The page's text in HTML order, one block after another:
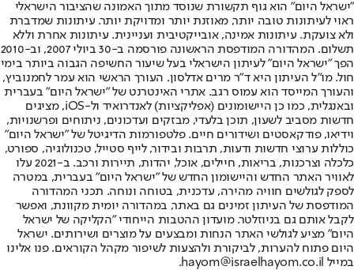
"ישראל היום" הוא גוף תקשורת שנוסד מתוך האמונה שהציבור הישראלי
ראוי לעיתונות טובה יותר, מאוזנת יותר ומדויקת יותר. עיתונות שמדברת
ולא צועקת. עיתונות אמינה, אובייקטיבית ועניינית. עיתונות אחרת וללא
תשלום. המהדורה המודפסת הראשונה פורסמה ב-30 ביולי 2007, וב-2010
הפך "ישראל היום" לעיתון הישראלי בעל שיעור החשיפה הגבוה ביותר בימי
חול. מו"ל העיתון היא ד"ר מרים אדלסון. העורך הראשי הוא עמר לחמנוביץ,
והעורך המייסד הוא עמוס רגב. אתרי האינטרנט של "ישראל היום" בעברית
ובאנגלית, כמו כן היישומונים (אפליקציות) לאנדרואיד ול-iOS, מציגים
חדשות מסביב לשעון, תוכן בלעדי, מבזקים ועדכונים, ניתוחים ופרשנויות,
וידיאו, פודקאסטים ושידורים חיים. פלטפורמות הדיגיטל של "ישראל היום"
כוללות ערוצי חדשות ודעות, תרבות ובידור, לייף סטייל, טכנולוגיה, ספורט,
כלכלה וצרכנות, בריאות, חיילים, אוכל, יהדות, תיירות ורכב. ב-2021 עלו
לאוויר האתר החדש והיישומון החדש של "ישראל היום" בעברית, במטרה
לספק לגולשים חוויה מהירה, עדכנית, בטוחה ונוחה. תכני המהדורה
המודפסת של העיתון זמינים גם באתר, במהדורה יומית מקוונת, ואפשר
לקבל אותם גם בניוזלטר. מועדון ההטבות הייחודי "הקליקה של ישראל
היום" מציע לגולשי האתר הנחות ומבצעים על מוצרים ושירותים. ישראל
היום פתוח להערות, לביקורת ולהצעות לשיפור מקהל הקוראים. פנו אלינו
במייל hayom@israelhayom.co.il.